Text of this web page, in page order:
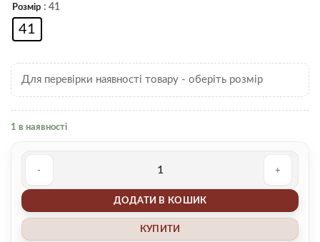
Розмір : 41
41
Для перевірки наявності товару - оберіть розмір
1 в наявності
ДОДАТИ В КОШИК
КУПИТИ